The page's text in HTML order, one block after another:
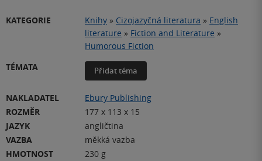
KATEGORIE Knihy » Cizojazyčná literatura » English
literature » Fiction and Literature »
Humorous Fiction
TÉMATA
Přidat téma
NAKLADATEL
Ebury Publishing
ROZMĚR
177 x 113 x 15
JAZYK
angličtina
VAZBA
měkká vazba
HMOTNOST
230 g